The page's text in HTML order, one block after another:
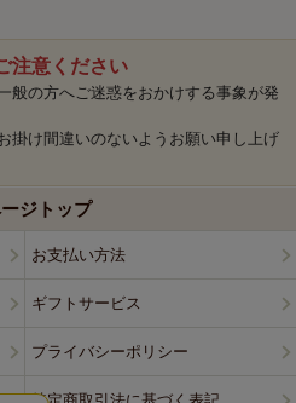
注意ください
般の方へご迷惑をおかけする事象が発
掛け間違いのないようお願い申し上げ
ジトップ
お支払い方法
ギフトサービス
プライバシーポリシー